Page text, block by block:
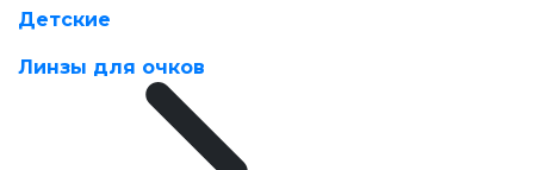
Детские
Линзы для очков